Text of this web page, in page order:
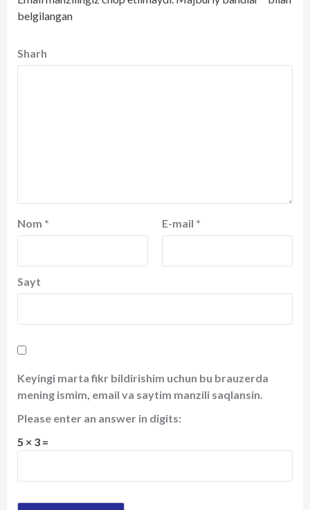
belgilangan
Sharh
Nom * E-mail *
Sayt
Keyingi marta fikr bildirishim uchun bu brauzerda
mening ismim, email va saytim manzili saqlansin.
Please enter an answer in digits:
5 × 3 =